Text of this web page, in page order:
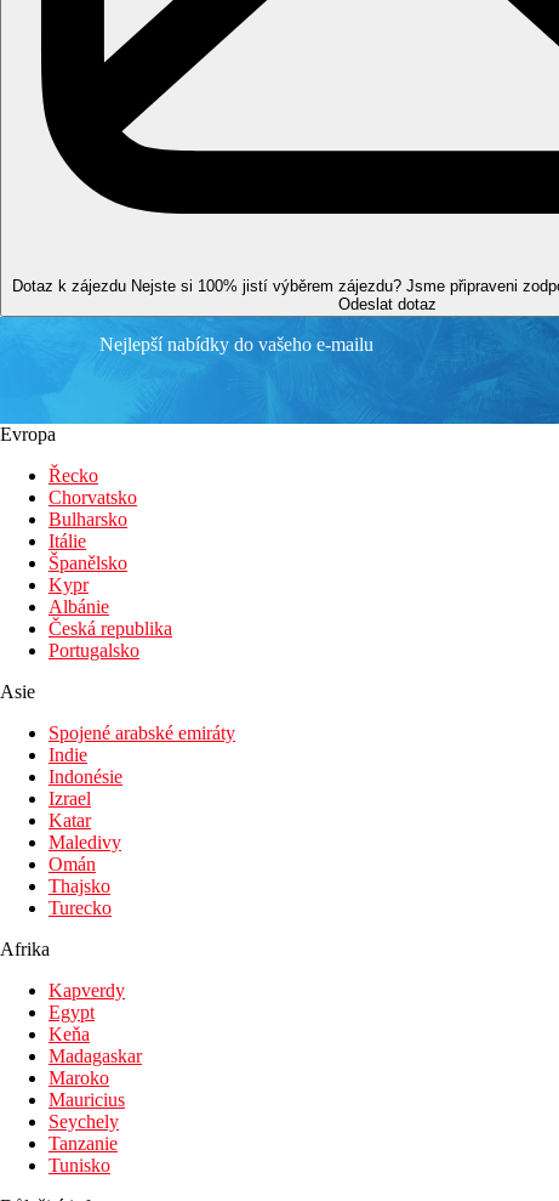
Centrum města
27 km
Vzdálenost od nejbližšího letiště
Pláž
Slunečníky na pláži za poplatek
Plážová dovolená
Fotogalerie
Dotaz k zájezdu Nejste si 100% jistí výběrem zájezdu? Jsme připraveni
Odeslat dotaz
Nejlepší nabídky do vašeho e-mailu
Evropa
Řecko
Chorvatsko
Bulharsko
Itálie
Španělsko
Kypr
Albánie
Česká republika
Portugalsko
Asie
Spojené arabské emiráty
Indie
Indonésie
Izrael
Katar
Maledivy
Omán
Thajsko
Turecko
Afrika
Kapverdy
Egypt
Keňa
Madagaskar
Maroko
Mauricius
Seychely
Tanzanie
Tunisko